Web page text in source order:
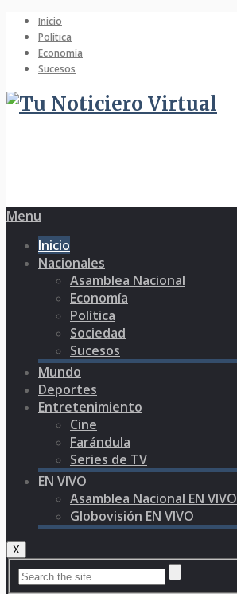
Inicio
Política
Economía
Sucesos
Menu
Inicio
Nacionales
Asamblea Nacional
Economía
Política
Sociedad
Sucesos
Mundo
Deportes
Entretenimiento
Cine
Farándula
Series de TV
EN VIVO
Asamblea Nacional EN VIVO
Globovisión EN VIVO
X